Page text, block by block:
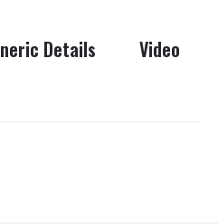
Details
Video